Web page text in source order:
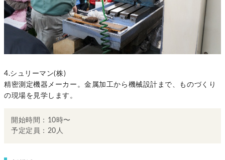
4.シュリーマン(株)
精密測定機器メーカー。金属加工から機械設計まで、ものづくり
の現場を見学します。
開始時間：10時〜
予定定員：20人